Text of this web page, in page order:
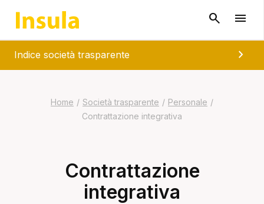
Indice società trasparente chevron_right
Home / Società trasparente / Personale /
Contrattazione integrativa
Contrattazione
integrativa